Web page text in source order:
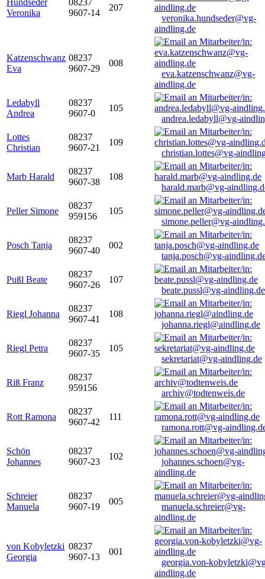
Hundseder
Veronika
08237
9607-14
207
veronika.hundseder@vg-
aindling.de
Katzenschwanz
Eva
08237
9607-29
008
eva.katzenschwanz@vg-
aindling.de
Ledabyll
Andrea
08237
9607-0
105
andrea.ledabyll@vg-
Lottes
Christian
08237
9607-21
109
christian.lottes@vg-
Marb Harald
08237
9607-38
108
harald.marb@vg-
Peller Simone
08237
959156
105
simone.peller@vg-
Posch Tanja
08237
9607-40
002
tanja.posch@vg-
Pußl Beate
08237
9607-26
107
beate.pussl@vg-aindling.de
Riegl Johanna
08237
9607-41
108
johanna.riegl@aindling.de
Riegl Petra
08237
9607-35
105
sekretariat@vg-aindling.de
Riß Franz
08237
959156
archiv@todtenweis.de
Rott Ramona
08237
9607-42
111
ramona.rott@vg-
Schön
Johannes
08237
9607-23
102
johannes.schoen@vg-
aindling.de
Schreier
Manuela
08237
9607-19
005
manuela.schreier@vg-
aindling.de
von Kobyletzki
Georgia
08237
9607-13
001
georgia.von-
aindling.de